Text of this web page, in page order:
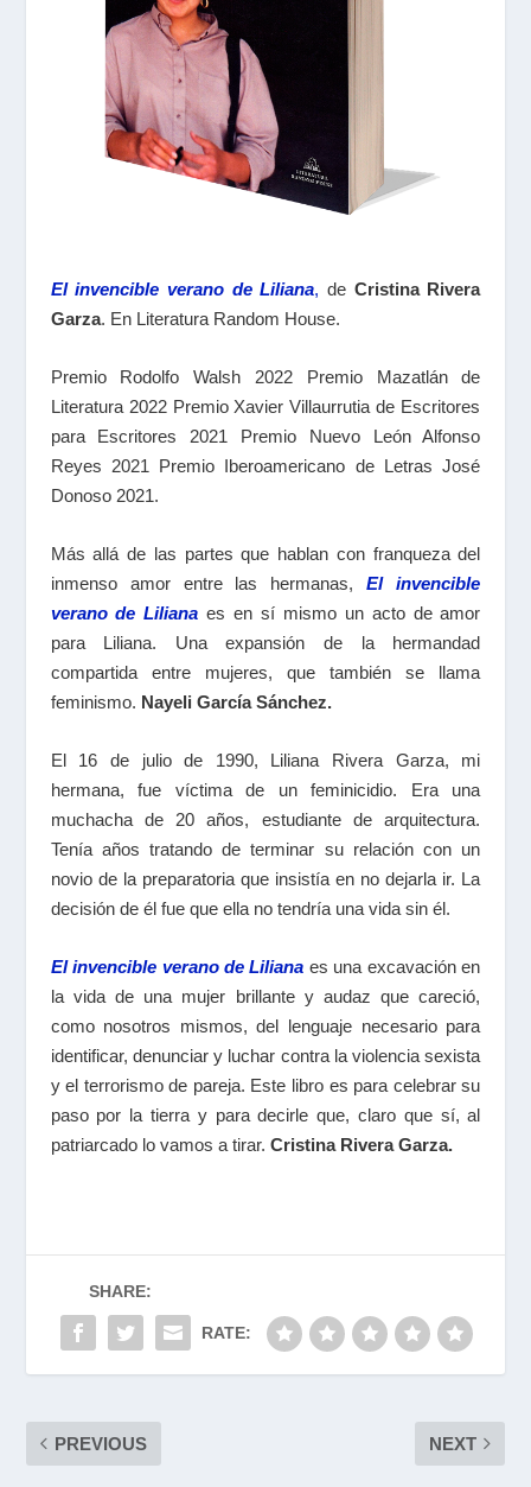
El invencible verano de Liliana, de Cristina Rivera
Garza. En Literatura Random House.
Premio Rodolfo Walsh 2022 Premio Mazatlán de
Literatura 2022 Premio Xavier Villaurrutia de Escritores
para Escritores 2021 Premio Nuevo León Alfonso
Reyes 2021 Premio Iberoamericano de Letras José
Donoso 2021.
Más allá de las partes que hablan con franqueza del
inmenso amor entre las hermanas,El invencible
verano de Liliana es en sí mismo un acto de amor
para Liliana. Una expansión de la hermandad
compartida entre mujeres, que también se llama
feminismo. Nayeli García Sánchez.
El 16 de julio de 1990, Liliana Rivera Garza, mi
hermana, fue víctima de un feminicidio. Era una
muchacha de 20 años, estudiante de arquitectura.
Tenía años tratando de terminar su relación con un
novio de la preparatoria que insistía en no dejarla ir. La
decisión de él fue que ella no tendría una vida sin él.
El invencible verano de Liliana es una excavación en
la vida de una mujer brillante y audaz que careció,
como nosotros mismos, del lenguaje necesario para
identificar, denunciar y luchar contra la violencia sexista
y el terrorismo de pareja. Este libro es para celebrar su
paso por la tierra y para decirle que, claro que sí, al
patriarcado lo vamos a tirar. Cristina Rivera Garza.
SHARE:
RATE:
PREVIOUS NEXT